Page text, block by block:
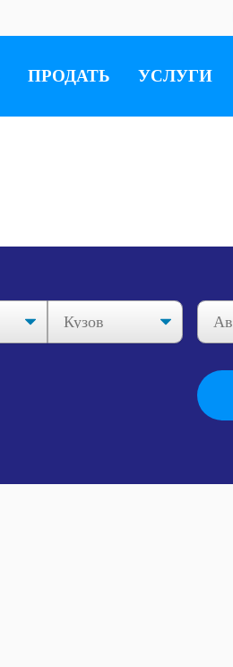
ПРОДАТЬ УСЛУГИ